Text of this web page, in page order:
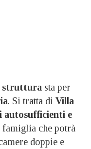
struttura sta per
. Si tratta di Villa
autosufficienti e
famiglia che potrà
doppie e